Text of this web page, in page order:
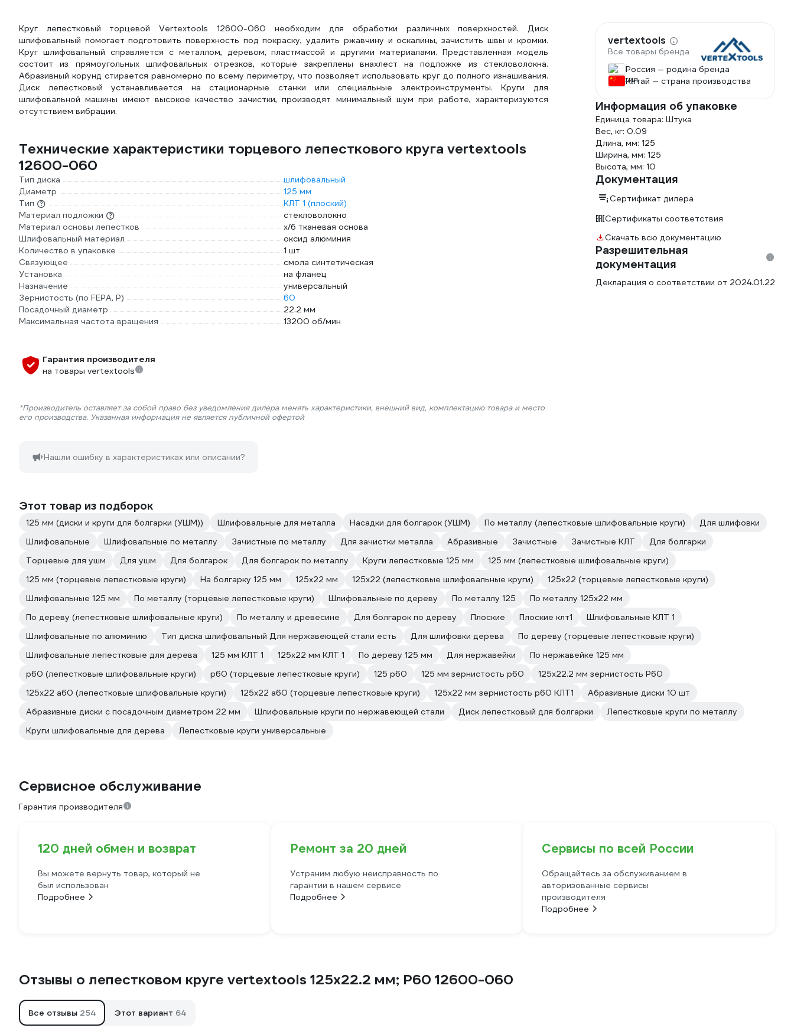
Круг лепестковый торцевой Vertextools 12600-060 необходим для обработки различных поверхностей. Диск
шлифовальный помогает подготовить поверхность под покраску, удалить ржавчину и оскалины, зачистить швы и кромки.
Круг шлифовальный справляется с металлом, деревом, пластмассой и другими материалами. Представленная модель
состоит из прямоугольных шлифовальных отрезков, которые закреплены внахлест на подложке из стекловолокна.
Абразивный корунд стирается равномерно по всему периметру, что позволяет использовать круг до полного изнашивания.
Диск лепестковый устанавливается на стационарные станки или специальные электроинструменты. Круги для
шлифовальной машины имеют высокое качество зачистки, производят минимальный шум при работе, характеризуются
отсутствием вибрации.
Технические характеристики торцевого лепесткового круга vertextools
12600-060
Тип диска
шлифовальный
Диаметр
125 мм
Тип
КЛТ 1 (плоский)
Материал подложки
стекловолокно
Материал основы лепестков
х/б тканевая основа
Шлифовальный материал
оксид алюминия
Количество в упаковке
1 шт
Связующее
смола синтетическая
Установка
на фланец
Назначение
универсальный
Зернистость (по FEPA, P)
60
Посадочный диаметр
22.2 мм
Максимальная частота вращения
13200 об/мин
Гарантия производителя
на товары vertextools
*Производитель оставляет за собой право без уведомления дилера менять характеристики, внешний вид, комплектацию товара и место
его производства. Указанная информация не является публичной офертой
Нашли ошибку в характеристиках или описании?
vertextools
Все товары бренда
Россия — родина бренда
Китай — страна производства
Информация об упаковке
Единица товара: Штука
Вес, кг: 0.09
Длина, мм: 125
Ширина, мм: 125
Высота, мм: 10
Документация
Сертификат дилера
Сертификаты соответствия
Скачать всю документацию
Разрешительная
документация
Декларация о соответствии от 2024.01.22
Этот товар из подборок
125 мм (диски и круги для болгарки (УШМ)) Шлифовальные для металла Насадки для болгарок (УШМ) По металлу (лепестковые шлифовальные круги)
Для шлифовки
Шлифовальные
Шлифовальные по металлу Зачистные по металлу Для зачистки металла Абразивные Зачистные Зачистные КЛТ
Для болгарки
Торцевые для ушм
Для ушм Для болгарок Для болгарок по металлу Круги лепестковые 125 мм
125 мм (лепестковые шлифовальные круги)
125 мм (торцевые лепестковые круги)
На болгарку 125 мм 125х22 мм 125х22 (лепестковые шлифовальные круги)
125х22 (торцевые лепестковые круги)
Шлифовальные 125 мм
По металлу (торцевые лепестковые круги) Шлифовальные по дереву По металлу 125
По металлу 125х22 мм
По дереву (лепестковые шлифовальные круги)
По металлу и древесине Для болгарок по дереву Плоские Плоские клт1
Шлифовальные КЛТ 1
Шлифовальные по алюминию
Тип диска шлифовальный Для нержавеющей стали есть Для шлифовки дерева
По дереву (торцевые лепестковые круги)
Шлифовальные лепестковые для дерева
125 мм КЛТ 1 125х22 мм КЛТ 1 По дереву 125 мм Для нержавейки
По нержавейке 125 мм
р60 (лепестковые шлифовальные круги)
р60 (торцевые лепестковые круги) 125 р60 125 мм зернистость p60
125х22.2 мм зернистость P60
125х22 а60 (лепестковые шлифовальные круги)
125х22 а60 (торцевые лепестковые круги) 125х22 мм зернистость р60 КЛТ1
Абразивные диски 10 шт
Абразивные диски с посадочным диаметром 22 мм
Шлифовальные круги по нержавеющей стали Диск лепестковый для болгарки
Лепестковые круги по металлу
Круги шлифовальные для дерева
Лепестковые круги универсальные
Сервисное обслуживание
Гарантия производителя
120 дней обмен и возврат
Вы можете вернуть товар, который не
был использован
Подробнее
Ремонт за 20 дней
Устраним любую неисправность по
гарантии в нашем сервисе
Подробнее
Сервисы по всей России
Обращайтесь за обслуживанием в
авторизованные сервисы
производителя
Подробнее
Отзывы о лепестковом круге vertextools 125х22.2 мм; Р60 12600-060
Все отзывы 254 Этот вариант 64